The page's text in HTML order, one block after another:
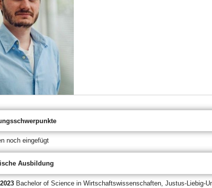
noch eingefügt
Ausbildung
Bachelor of Science in Wirtschaftswissenschaften, Justus-Liebig-